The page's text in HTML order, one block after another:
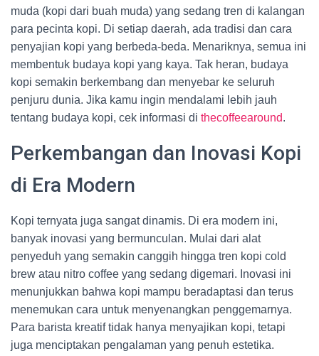
muda (kopi dari buah muda) yang sedang tren di kalangan
para pecinta kopi. Di setiap daerah, ada tradisi dan cara
penyajian kopi yang berbeda-beda. Menariknya, semua ini
membentuk budaya kopi yang kaya. Tak heran, budaya
kopi semakin berkembang dan menyebar ke seluruh
penjuru dunia. Jika kamu ingin mendalami lebih jauh
tentang budaya kopi, cek informasi di thecoffeearound.
Perkembangan dan Inovasi Kopi
di Era Modern
Kopi ternyata juga sangat dinamis. Di era modern ini,
banyak inovasi yang bermunculan. Mulai dari alat
penyeduh yang semakin canggih hingga tren kopi cold
brew atau nitro coffee yang sedang digemari. Inovasi ini
menunjukkan bahwa kopi mampu beradaptasi dan terus
menemukan cara untuk menyenangkan penggemarnya.
Para barista kreatif tidak hanya menyajikan kopi, tetapi
juga menciptakan pengalaman yang penuh estetika.